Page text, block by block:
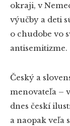
okraji, v
výučby a deti
o chudobe vo
antisemitizme.
Český a
menovateľa –
dnes českí
a naopak veľa